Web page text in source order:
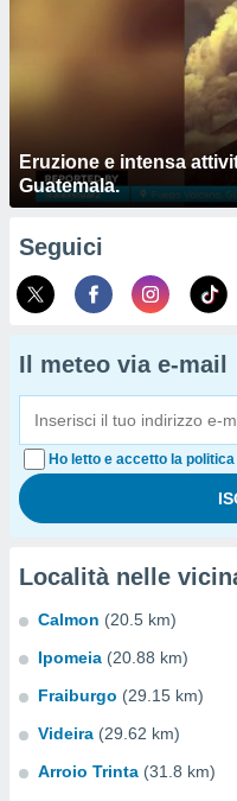
Eruzione e intensa
Guatemala.
Seguici
Il meteo via e-mail
Ho letto e accetto la
Località nelle
Calmon (20.5 km)
Ipomeia (20.88 km)
Fraiburgo (29.15 km)
Videira (29.62 km)
Arroio Trinta (31.8 km)